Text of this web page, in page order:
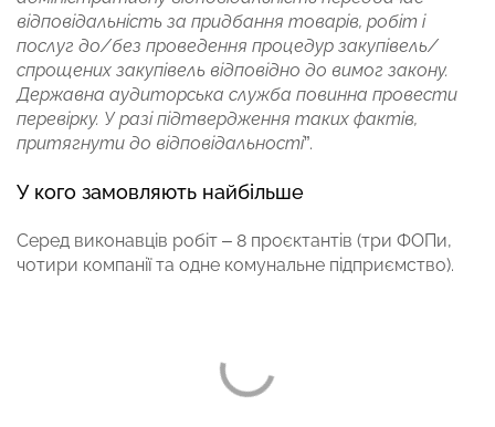
відповідальність за придбання товарів, робіт і
послуг до/без проведення процедур закупівель/
спрощених закупівель відповідно до вимог закону.
Державна аудиторська служба повинна провести
перевірку. У разі підтвердження таких фактів,
притягнути до відповідальності”.
У кого замовляють найбільше
Серед виконавців робіт – 8 проєктантів (три ФОПи,
чотири компанії та одне комунальне підприємство).